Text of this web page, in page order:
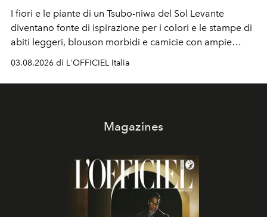
I fiori e le piante di un Tsubo-niwa del Sol Levante
diventano fonte di ispirazione per i colori e le stampe di
abiti leggeri, blouson morbidi e camicie con ampie
03.08.2026 di L'OFFICIEL Italia
Magazines